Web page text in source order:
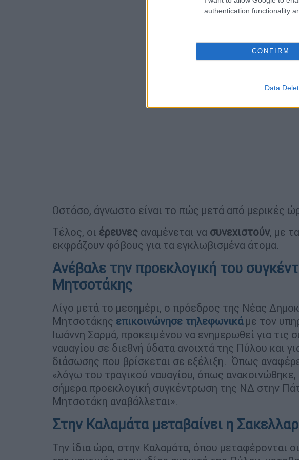
authentication functionality
CONFIRM
Data
Ωστόσο, άγνωστο είναι το πώς μετά από μερικές
Τέλος, οι έρευνες αναμένεται να συνεχιστούν, με
εκφράζουν φόβους για τα εγκλωβισμένα άτομα.
Ανέβαλε την προεκλογική του
Μητσοτάκης
Λίγο μετά το μεσημέρι, ο πρόεδρος της Νέας
Μητσοτάκης επικοινώνησε τηλεφωνικά με τον
Ιωάννη Σαρμά, προκειμένου να ενημερωθεί για τις
ναυαγίου σε διεθνή ύδατα ανοιχτά της Πύλου και
διάσωσης που βρίσκεται σε εξέλιξη. Όπως
«λόγω του τραγικού ναυαγίου, όπως ανακοινώθηκε,
σήμερα προεκλογική συγκέντρωση της ΝΔ στην
Μητσοτάκη αναβάλλεται».
Στην Καλαμάτα μεταβαίνει η
Την ίδια ώρα, στην Καλαμάτα, όπου μεταφέρονται